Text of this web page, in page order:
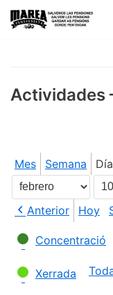
Saltar
Actividades
Mes Semana Día
Mes
Día
Año
Anterior
Hoy
Categorías
Concentració
Xerrada